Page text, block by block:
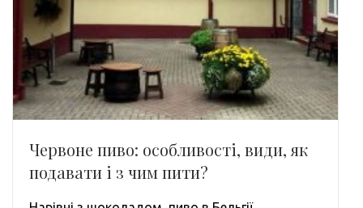
Червоне пиво: особливості, види, як
подавати і з чим пити?